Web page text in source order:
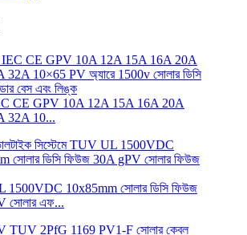
CE GPV 10A 12A 15A 16A 20A
32A 10...
10x85mm সোলার ডিসি ফিউজ
সোলার এফ...